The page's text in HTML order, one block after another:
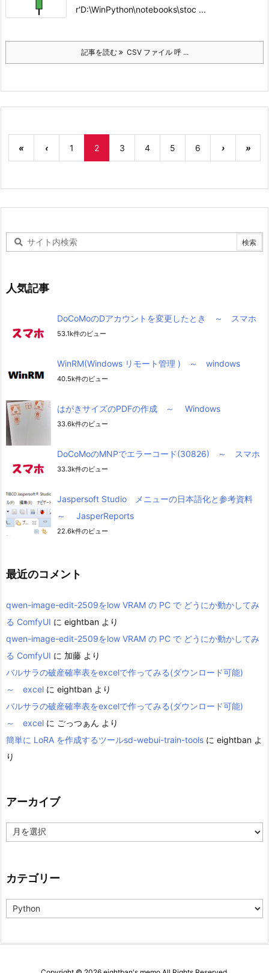
r'D:\WinPython\notebooks\stoc ...
記事を読む CSV ファイル 呼 ...
« ‹ 1 2 3 4 5 6 › »
人気記事
DoCoMoのDアカウントを変更したとき ～ スマホ
53.1k件のビュー
WinRM(Windows リモート管理 ) ～ windows
40.5k件のビュー
はがきサイズのPDFの作成 ～ Windows
33.6k件のビュー
DoCoMoのMNPでエラーコード(30826) ～ スマホ
33.3k件のビュー
Jaspersoft Studio メニューの日本語化と参考資料
～ JasperReports
22.6k件のビュー
最近のコメント
qwen-image-edit-2509をlow VRAM の PC で どうにか動かしてみ
る ComfyUI に eightban より
qwen-image-edit-2509をlow VRAM の PC で どうにか動かしてみ
る ComfyUI に 加藤 より
バルサラの破産確率表をexcelで作ってみる(ダウンロード可能)
～ excel に eightban より
バルサラの破産確率表をexcelで作ってみる(ダウンロード可能)
～ excel に ごっつぁん より
簡単に LoRA を作成するツールsd-webui-train-tools に eightban よ
り
アーカイブ
ー
ブ
カテゴリー
カ
テ